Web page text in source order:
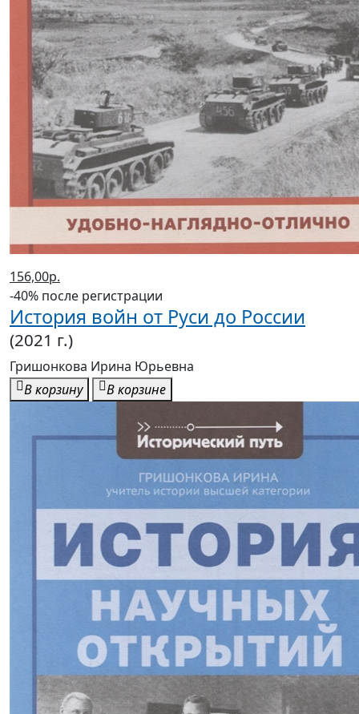
156,00р.
-40% после регистрации
История войн от Руси до России
(2021 г.)
Гришонкова Ирина Юрьевна
В корзину
В корзине